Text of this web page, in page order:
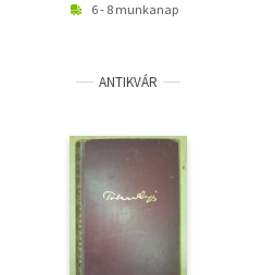
6 - 8 munkanap
ANTIKVÁR